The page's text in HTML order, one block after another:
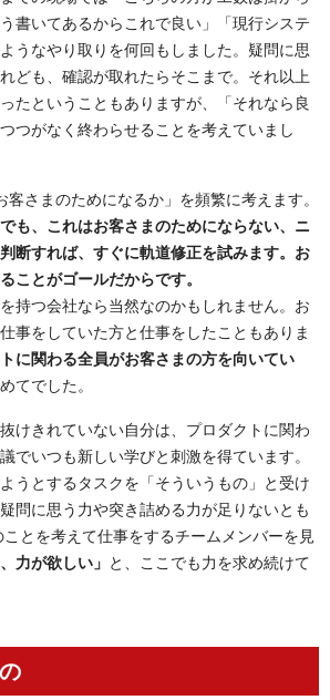
書いてあるからこれで良い」「現行システ
うなやり取りを何回もしました。疑問に思
ども、確認が取れたらそこまで。それ以上
たということもありますが、「それなら良
つがなく終わらせることを考えていまし
客さまのためになるか」を頻繁に考えます。
も、これはお客さまのためにならない、ニ
断すれば、すぐに軌道修正を試みます。お
ことがゴールだからです。
持つ会社なら当然なのかもしれません。お
事をしていた方と仕事をしたこともありま
トに関わる全員がお客さまの方を向いてい
てでした。
けきれていない自分は、プロダクトに関わ
でいつも新しい学びと刺激を得ています。
うとするタスクを「そういうもの」と受け
問に思う力や突き詰める力が足りないとも
とを考えて仕事をするチームメンバーを見
力が欲しい」 と、ここでも力を求め続けて